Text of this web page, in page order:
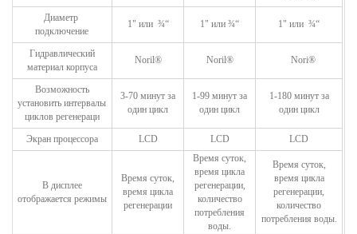
Диаметр
подключение
1" или ¾“ 1" или ¾“ 1" или ¾“
Гидравлический
материал корпуса
Noril® Noril® Nori®
Возможность
установить интервалы
циклов регенераци
3-70 минут за
один цикл
1-99 минут за
один цикл
1-180 минут за
один цикл
Экран процессора LCD LCD LCD
В дисплее
отображается режимы
Время суток,
время цикла
регенерации
Время суток,
время цикла
регенерации,
количество
потребления
воды.
Время суток,
время цикла
регенерации,
количество
потребления воды.